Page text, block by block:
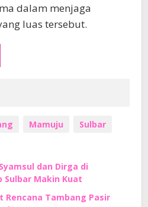
dalam menjaga
luas tersebut.
Mamuju Sulbar
dan Dirga di
Sulbar Makin Kuat
Rencana Tambang Pasir